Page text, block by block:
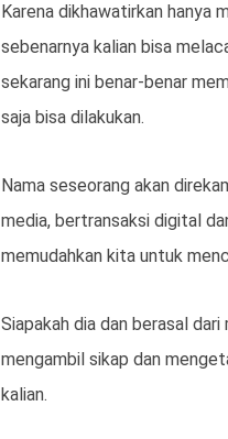
Karena dikhawatirkan hanya
sebenarnya kalian bisa
sekarang ini benar-benar
saja bisa dilakukan.
Nama seseorang akan
media, bertransaksi digital
memudahkan kita untuk
Siapakah dia dan berasal
mengambil sikap dan
kalian.